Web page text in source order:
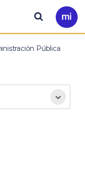
Ir
a
Buscar
Pública